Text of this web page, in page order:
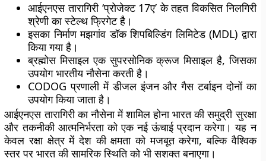
आईएनएस तारागिरी ‘प्रोजेक्ट 17ए’ के तहत विकसित निलगिरी
श्रेणी का स्टेल्थ फ्रिगेट है।
इसका निर्माण मझगांव डॉक शिपबिल्डिंग लिमिटेड (MDL) द्वारा
किया गया है।
ब्रह्मोस मिसाइल एक सुपरसोनिक क्रूज मिसाइल है, जिसका
उपयोग भारतीय नौसेना करती है।
CODOG प्रणाली में डीजल इंजन और गैस टर्बाइन दोनों का
उपयोग किया जाता है।
आईएनएस तारागिरी का नौसेना में शामिल होना भारत की समुद्री सुरक्षा
और तकनीकी आत्मनिर्भरता को एक नई ऊंचाई प्रदान करेगा। यह न
केवल रक्षा क्षेत्र में देश की क्षमता को मजबूत करेगा, बल्कि वैश्विक
स्तर पर भारत की सामरिक स्थिति को भी सशक्त बनाएगा।